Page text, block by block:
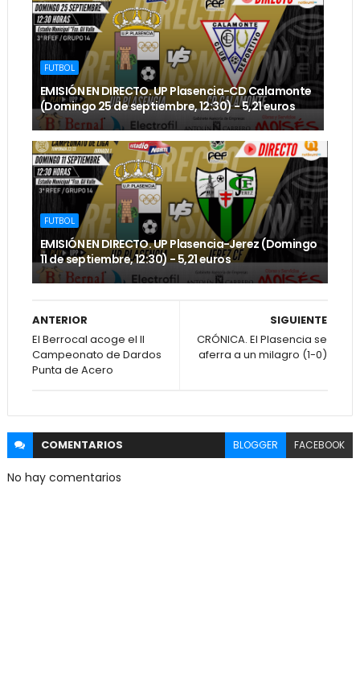
FUTBOL
EMISIÓN EN DIRECTO. UP Plasencia-CD Calamonte
(Domingo 25 de septiembre, 12:30) - 5,21 euros
FUTBOL
EMISIÓN EN DIRECTO. UP Plasencia-Jerez (Domingo
11 de septiembre, 12:30) - 5,21 euros
SIGUIENTE
CRÓNICA. El Plasencia se
aferra a un milagro (1-0)
ANTERIOR
El Berrocal acoge el II
Campeonato de Dardos
Punta de Acero
COMENTARIOS BLOGGER FACEBOOK
No hay comentarios